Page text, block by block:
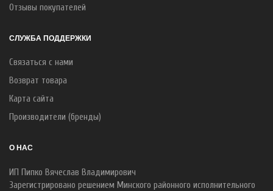
Отзывы покупателей
СЛУЖБА ПОДДЕРЖКИ
Связаться с нами
Возврат товара
Карта сайта
Производители (бренды)
О НАС
ИП Пипко Вячеслав Владимирович
Зарегистрировано решением Минского районного исполнительного